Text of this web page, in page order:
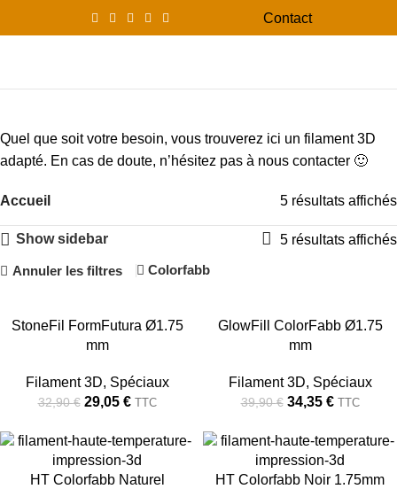
Contact
Quel que soit votre besoin, vous trouverez ici un filament 3D
adapté. En cas de doute, n’hésitez pas à nous contacter 🙂
Accueil 5 résultats affichés
Show sidebar 5 résultats affichés
Annuler les filtres Colorfabb
-12%
StoneFil FormFutura Ø1.75
mm
Filament 3D, Spéciaux
32,90€ 29,05 € TTC
-14%
GlowFill ColorFabb Ø1.75
mm
Filament 3D, Spéciaux
39,90€ 34,35 € TTC
HT Colorfabb Naturel
HT Colorfabb Noir 1.75mm